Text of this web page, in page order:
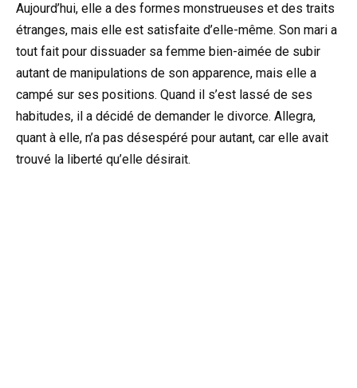
Aujourd’hui, elle a des formes monstrueuses et des traits
étranges, mais elle est satisfaite d’elle-même. Son mari a
tout fait pour dissuader sa femme bien-aimée de subir
autant de manipulations de son apparence, mais elle a
campé sur ses positions. Quand il s’est lassé de ses
habitudes, il a décidé de demander le divorce. Allegra,
quant à elle, n’a pas désespéré pour autant, car elle avait
trouvé la liberté qu’elle désirait.